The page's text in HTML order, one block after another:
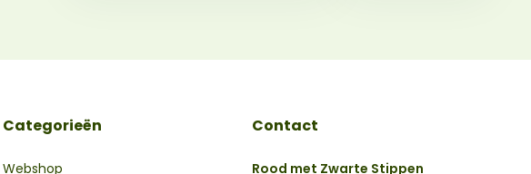
Categorieën
Webshop
Contact
Rood met Zwarte Stippen